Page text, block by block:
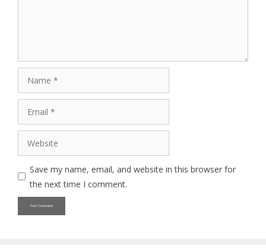
Save my name, email, and website in this browser for
the next time I comment.